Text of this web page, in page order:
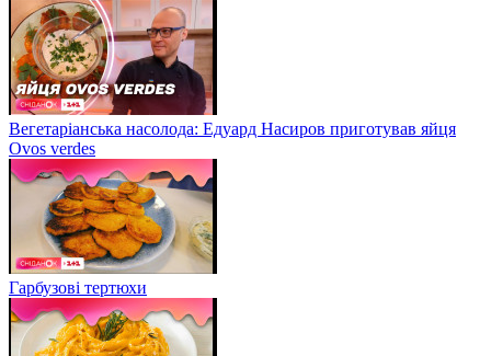
Вегетаріанська насолода: Едуард Насиров приготував яйця
Ovos verdes
Гарбузові тертюхи